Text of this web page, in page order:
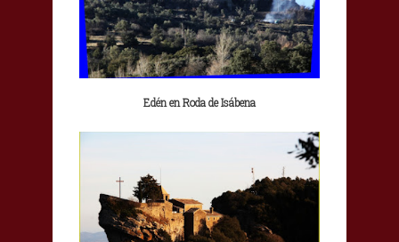
Edén en Roda de Isábena